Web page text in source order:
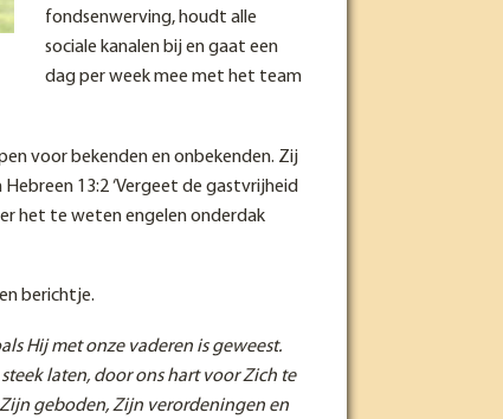
fondsenwerving, houdt alle
sociale kanalen bij en gaat een
dag per week mee met het team
voor bekenden en onbekenden. Zij
13:2 ‘Vergeet de gastvrijheid
het te weten engelen onderdak
berichtje.
Hij met onze vaderen is geweest.
laten, door ons hart voor Zich te
geboden, Zijn verordeningen en